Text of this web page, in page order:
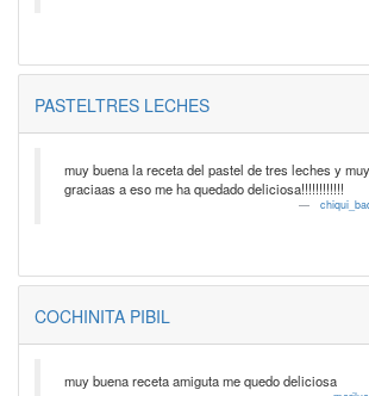
PASTELTRES LECHES
muy buena la receta del pastel de tres leches y
graciaas a eso me ha quedado deliciosa!!!!!!!!!!!!
COCHINITA PIBIL
muy buena receta amiguta me quedo deliciosa